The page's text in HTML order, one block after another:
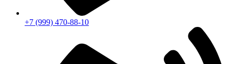
+7 (999) 470-88-10